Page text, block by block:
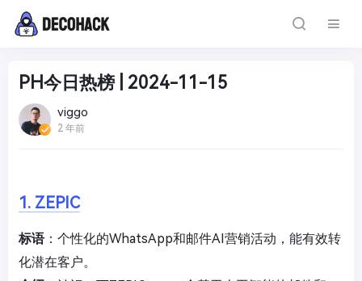
PH今日热榜 | 2024-11-15
viggo
2 年前
1. ZEPIC
标语：个性化的WhatsApp和邮件AI营销活动，能有效转
化潜在客户。